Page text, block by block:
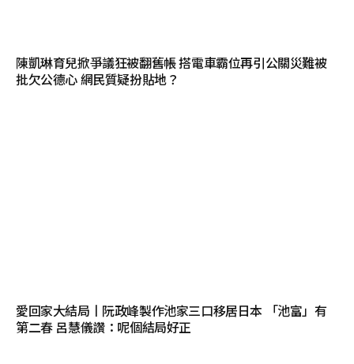
陳凱琳育兒掀爭議狂被翻舊帳 搭電車霸位再引公關災難被
批欠公德心 網民質疑扮貼地？
愛回家大結局丨阮政峰製作池家三口移居日本 「池富」有
第二春 呂慧儀讚：呢個結局好正